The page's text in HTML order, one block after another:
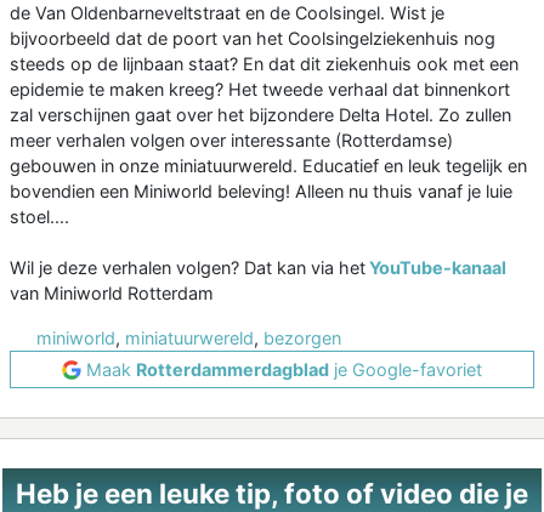
de Van Oldenbarneveltstraat en de Coolsingel. Wist je
bijvoorbeeld dat de poort van het Coolsingelziekenhuis nog
steeds op de lijnbaan staat? En dat dit ziekenhuis ook met een
epidemie te maken kreeg? Het tweede verhaal dat binnenkort
zal verschijnen gaat over het bijzondere Delta Hotel. Zo zullen
meer verhalen volgen over interessante (Rotterdamse)
gebouwen in onze miniatuurwereld. Educatief en leuk tegelijk en
bovendien een Miniworld beleving! Alleen nu thuis vanaf je luie
stoel....
Wil je deze verhalen volgen? Dat kan via hetYouTube-kanaal
van Miniworld Rotterdam
miniworld, miniatuurwereld, bezorgen
Maak Rotterdammerdagblad je Google-favoriet
Heb je een leuke tip, foto of video die je